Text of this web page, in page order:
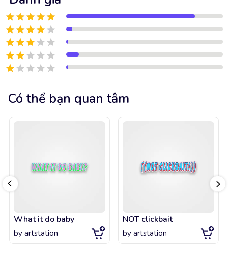
Có thể bạn quan tâm
What it do baby
by artstation
NOT clickbait
by artstation